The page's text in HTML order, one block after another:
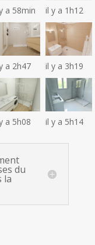
a 58min il y a 1h12
a 2h47 il y a 3h19
a 5h08 il y a 5h14
du
la